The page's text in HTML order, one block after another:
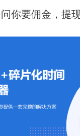
你要佣金，提